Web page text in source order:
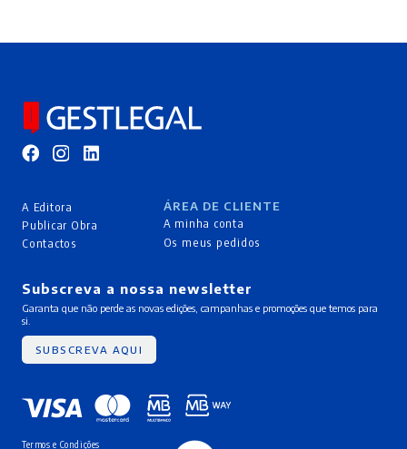
A Editora
Publicar Obra
Contactos
ÁREA DE CLIENTE
A minha conta
Os meus pedidos
Subscreva a nossa newsletter
Garanta que não perde as novas edições, campanhas e promoções que temos para
si.
SUBSCREVA AQUI
Termos e Condições